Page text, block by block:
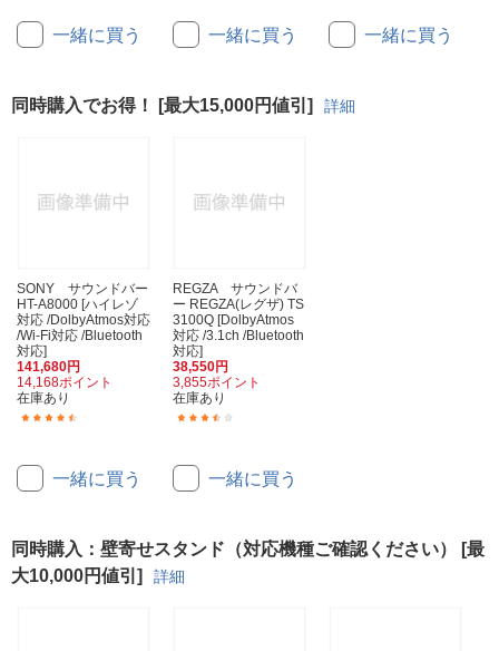
一緒に買う 一緒に買う 一緒に買う
同時購入でお得！ [最大15,000円値引] 詳細
SONY サウンドバー
HT-A8000 [ハイレゾ
対応 /DolbyAtmos対応
/Wi-Fi対応 /Bluetooth
対応]
141,680円
14,168ポイント
在庫あり
一緒に買う
REGZA サウンドバ
ー REGZA(レグザ) TS
3100Q [DolbyAtmos
対応 /3.1ch /Bluetooth
対応]
38,550円
3,855ポイント
在庫あり
一緒に買う
同時購入：壁寄せスタンド（対応機種ご確認ください） [最
大10,000円値引]
詳細